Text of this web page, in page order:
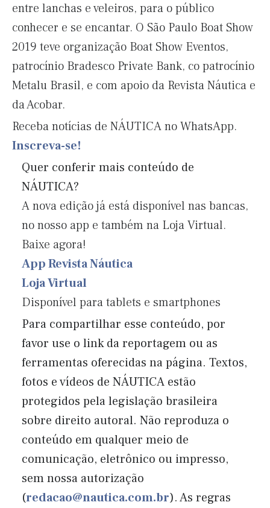
entre lanchas e veleiros, para o público
conhecer e se encantar. O São Paulo Boat Show
2019 teve organização Boat Show Eventos,
patrocínio Bradesco Private Bank, co patrocínio
Metalu Brasil, e com apoio da Revista Náutica e
da Acobar.
Receba notícias de NÁUTICA no WhatsApp.
Inscreva-se!
Quer conferir mais conteúdo de
NÁUTICA?
A nova edição já está disponível nas bancas,
no nosso app e também na Loja Virtual.
Baixe agora!
App Revista Náutica
Loja Virtual
Disponível para tablets e smartphones
Para compartilhar esse conteúdo, por
favor use o link da reportagem ou as
ferramentas oferecidas na página. Textos,
fotos e vídeos de NÁUTICA estão
protegidos pela legislação brasileira
sobre direito autoral. Não reproduza o
conteúdo em qualquer meio de
comunicação, eletrônico ou impresso,
sem nossa autorização
(redacao@nautica.com.br). As regras